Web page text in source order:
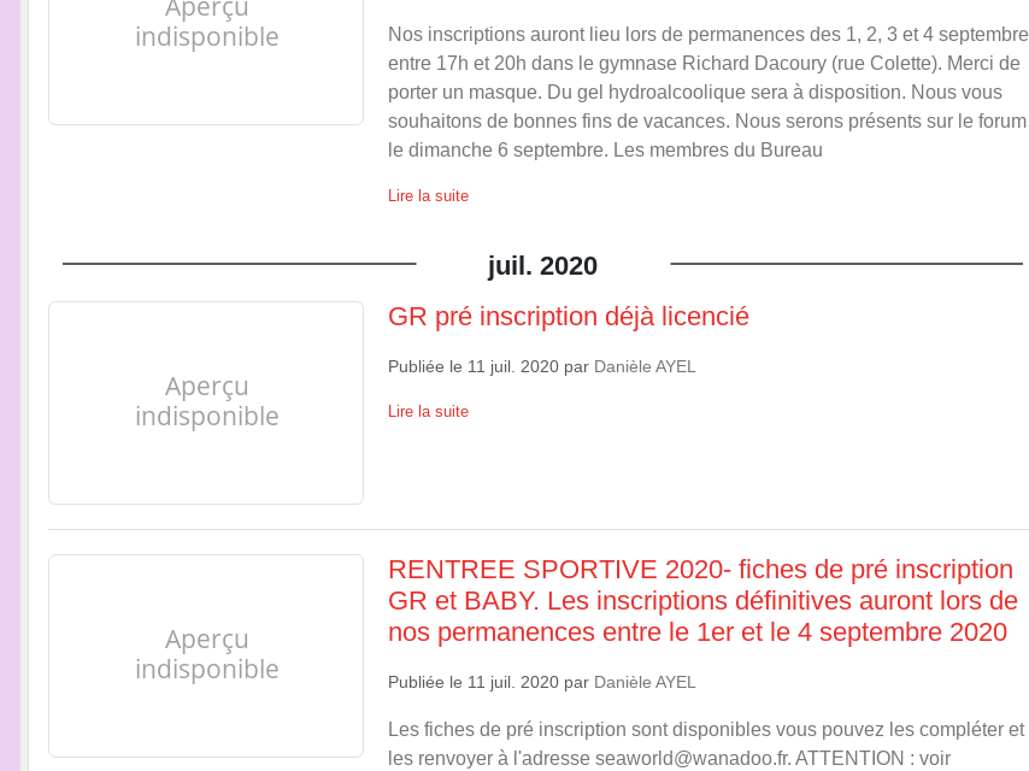
Nos inscriptions auront lieu lors de permanences des 1, 2, 3 et 4 septembre
entre 17h et 20h dans le gymnase Richard Dacoury (rue Colette). Merci de
porter un masque. Du gel hydroalcoolique sera à disposition. Nous vous
souhaitons de bonnes fins de vacances. Nous serons présents sur le forum
le dimanche 6 septembre. Les membres du Bureau
Lire la suite
juil. 2020
GR pré inscription déjà licencié
Publiée le 11 juil. 2020par Danièle AYEL
Lire la suite
RENTREE SPORTIVE 2020- fiches de pré inscription
GR et BABY. Les inscriptions définitives auront lors de
nos permanences entre le 1er et le 4 septembre 2020
Publiée le 11 juil. 2020par Danièle AYEL
Les fiches de pré inscription sont disponibles vous pouvez les compléter et
les renvoyer à l'adresse seaworld@wanadoo.fr. ATTENTION : voir